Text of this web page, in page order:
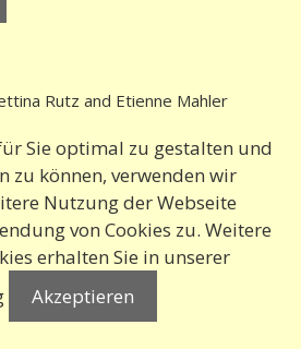
Rutz and Etienne Mahler
Sie optimal zu gestalten und
zu können, verwenden wir
Nutzung der Webseite
von Cookies zu. Weitere
erhalten Sie in unserer
Akzeptieren